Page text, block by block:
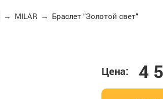
→ MILAR → Браслет "Золотой свет"
Цена: 4